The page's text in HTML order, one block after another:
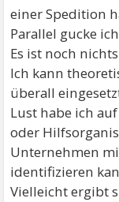
einer Spedition
Parallel gucke
Es ist noch
Ich kann
überall
Lust habe ich
oder
Unternehmen
identifizieren
Vielleicht ergibt